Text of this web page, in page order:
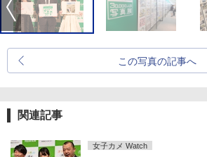
この写真の記事へ
関連記事
女子カメ Watch